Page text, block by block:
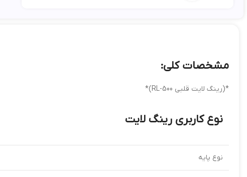
مشخصات کلی:
*(رینگ لایت قلبی RL-500)*
نوع کاربری رینگ لایت
نوع پایه